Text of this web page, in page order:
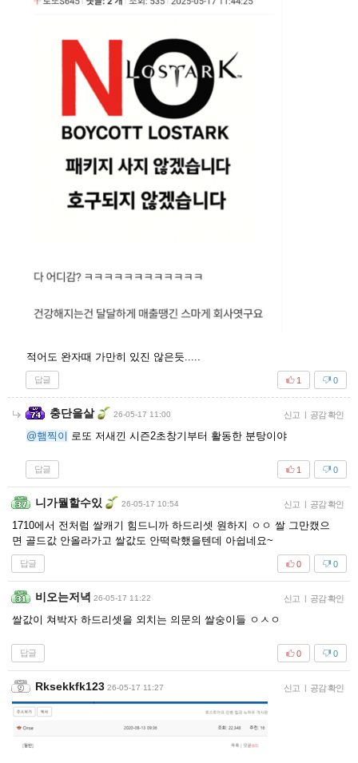
적어도 완자때 가만히 있진 않은듯.....
답글 0
1
충단을살 26-05-17 11:00 신고 | 공감 확인
@햄찍이 로또 저새낀 시즌2초창기부터 활동한 분탕이야
답글 0
1
니가뭘할수있 26-05-17 10:54 신고 | 공감 확인
1710에서 전처럼 쌀캐기 힘드니까 하드리셋 원하지 ㅇㅇ 쌀 그만캤으
면 골드값 안올라가고 쌀값도 안떡락했을텐데 아쉽네요~
답글 0
0
비오는저녁 26-05-17 11:22 신고 | 공감 확인
쌀값이 쳐박자 하드리셋을 외치는 의문의 쌀숭이들 ㅇㅅㅇ
답글 0
0
Rksekkfk123 26-05-17 11:27 신고 | 공감 확인